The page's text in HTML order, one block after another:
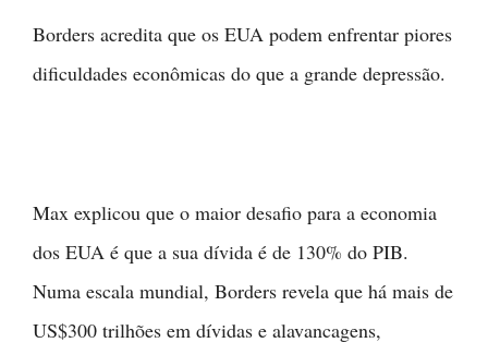
Borders acredita que os EUA podem enfrentar piores
dificuldades econômicas do que a grande depressão.
Max explicou que o maior desafio para a economia
dos EUA é que a sua dívida é de 130% do PIB.
Numa escala mundial, Borders revela que há mais de
US$300 trilhões em dívidas e alavancagens,